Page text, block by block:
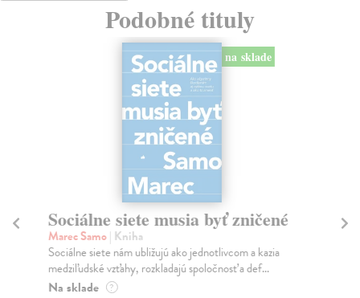
Podobné tituly
na sklade
Sociálne siete musia byť zničené
Marec Samo| Kniha
Sociálne siete nám ubližujú ako jednotlivcom a kazia
medziľudské vzťahy, rozkladajú spoločnosť a def...
Na sklade ?
Kým